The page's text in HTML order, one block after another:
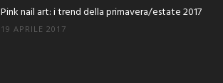
Pink nail art: i trend della primavera/estate 2017
19 APRILE 2017